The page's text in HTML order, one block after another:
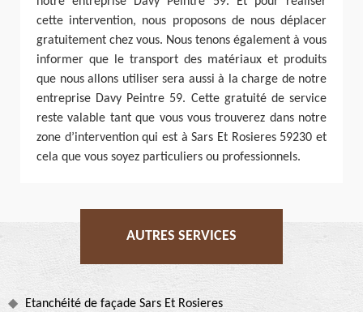
cette intervention, nous proposons de nous déplacer
gratuitement chez vous. Nous tenons également à vous
informer que le transport des matériaux et produits
que nous allons utiliser sera aussi à la charge de notre
entreprise Davy Peintre 59. Cette gratuité de service
reste valable tant que vous vous trouverez dans notre
zone d’intervention qui est à Sars Et Rosieres 59230 et
cela que vous soyez particuliers ou professionnels.
AUTRES SERVICES
Etanchéité de façade Sars Et Rosieres